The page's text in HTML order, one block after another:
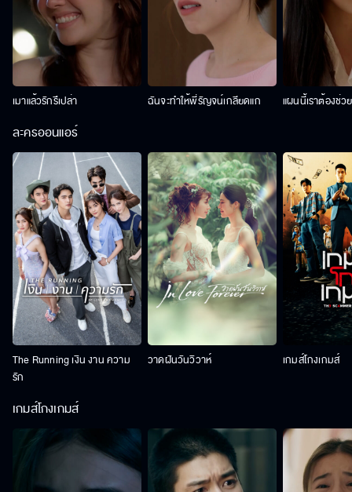
เมาแล้วรักรึเปล่า ฉันจะทำให้พี่รัญจน์เกลียดแก แผนนี้เราต้องช่ว
ละครออนแอร์
The Running เงิน งาน ความ
รัก
วาดฝันวันวิวาห์ เกมส์โกงเกมส์
เกมส์โกงเกมส์